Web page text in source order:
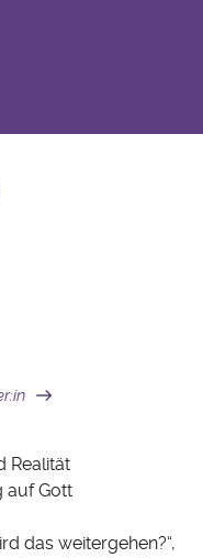
Realität
auf Gott
das weitergehen?“,